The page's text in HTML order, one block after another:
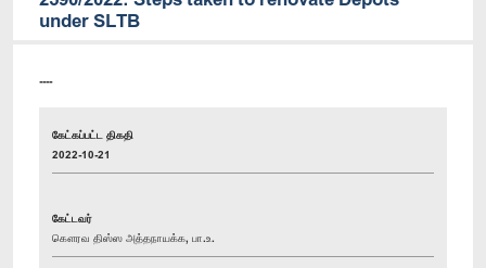
under SLTB
----
கேட்கப்பட்ட திகதி
2022-10-21
கேட்டவர்
கௌரவ திஸ்ஸ அத்தநாயக்க, பா.உ.